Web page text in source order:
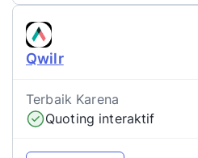
Qwilr
Terbaik Karena
Quoting interaktif